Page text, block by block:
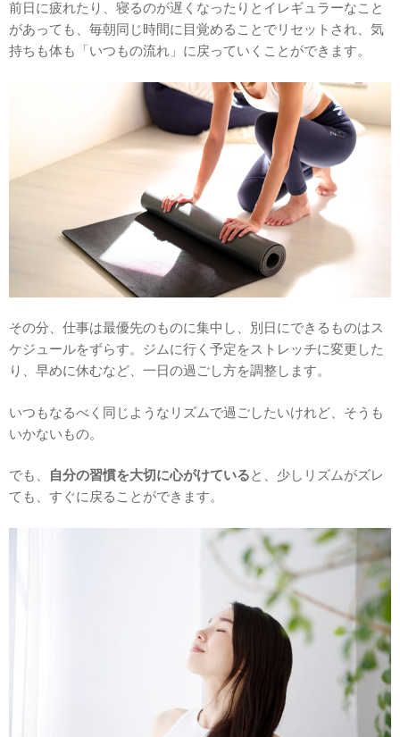
前日に疲れたり、寝るのが遅くなったりとイレギュラーなこと
があっても、毎朝同じ時間に目覚めることでリセットされ、気
持ちも体も「いつもの流れ」に戻っていくことができます。
その分、仕事は最優先のものに集中し、別日にできるものはス
ケジュールをずらす。ジムに行く予定をストレッチに変更した
り、早めに休むなど、一日の過ごし方を調整します。
いつもなるべく同じようなリズムで過ごしたいけれど、そうも
いかないもの。
でも、 自分の習慣を大切に心がけていると、少しリズムがズレ
ても、すぐに戻ることができます。